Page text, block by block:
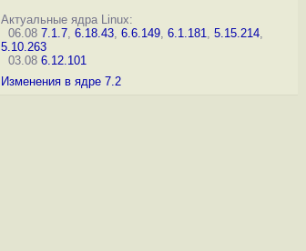
Актуальные ядра Linux:
06.08 7.1.7, 6.18.43, 6.6.149, 6.1.181, 5.15.214,
5.10.263
03.08 6.12.101
Изменения в ядре 7.2